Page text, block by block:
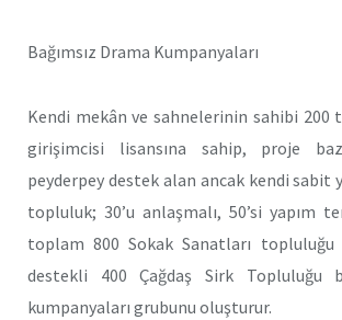
Bağımsız Drama Kumpanyaları
Kendi mekân ve sahnelerinin sahibi
girişimcisi lisansına sahip, proje
peyderpey destek alan ancak kendi sabit
topluluk; 30’u anlaşmalı, 50’si yapım
toplam 800 Sokak Sanatları topluluğu
destekli 400 Çağdaş Sirk Topluluğu
kumpanyaları grubunu oluşturur.